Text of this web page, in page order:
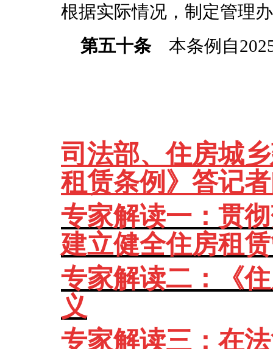
根据实际情况，制定管理
第五十条本条例自
司法部、住房城
租赁条例》答记
专家解读一：贯
建立健全住房租
专家解读二：《
义
专家解读三：在